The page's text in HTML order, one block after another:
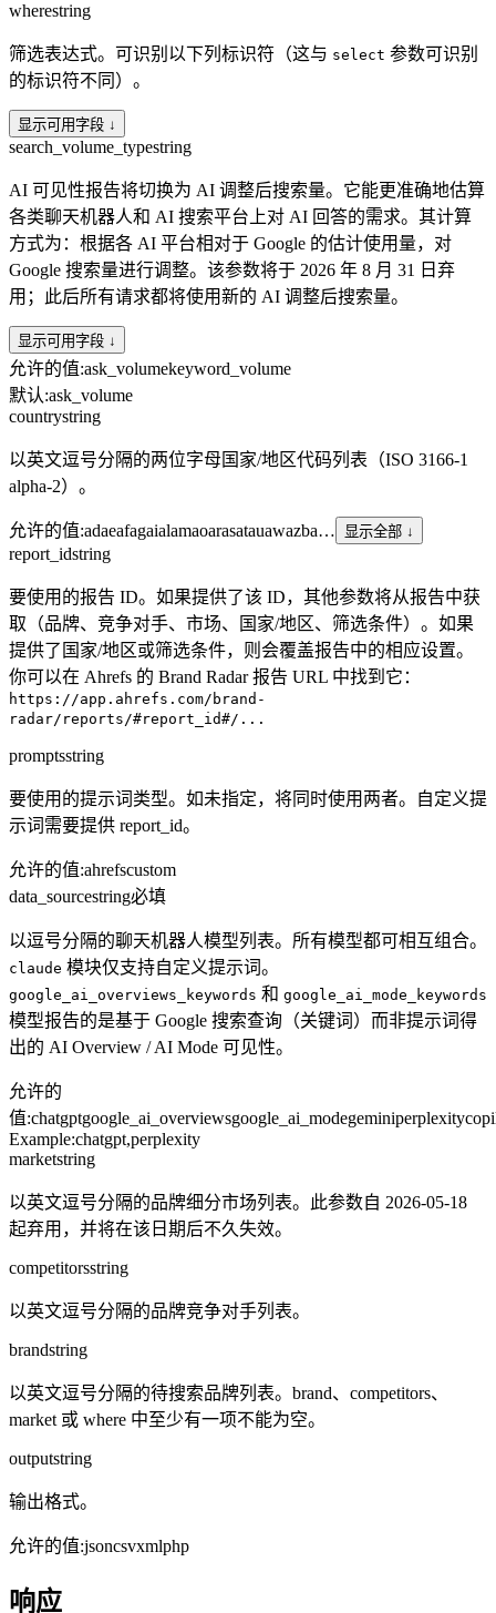
wherestring
筛选表达式。可识别以下列标识符（这与 select 参数可识别
的标识符不同）。
显示可用字段 ↓
search_volume_typestring
AI 可见性报告将切换为 AI 调整后搜索量。它能更准确地估算
各类聊天机器人和 AI 搜索平台上对 AI 回答的需求。其计算
方式为：根据各 AI 平台相对于 Google 的估计使用量，对
Google 搜索量进行调整。该参数将于 2026 年 8 月 31 日弃
用；此后所有请求都将使用新的 AI 调整后搜索量。
显示可用字段 ↓
允许的值:ask_volumekeyword_volume
默认:ask_volume
countrystring
以英文逗号分隔的两位字母国家/地区代码列表（ISO 3166-1
alpha-2）。
允许的值:adaeafagaialamaoarasatauawazba… 显示全部 ↓
report_idstring
要使用的报告 ID。如果提供了该 ID，其他参数将从报告中获
取（品牌、竞争对手、市场、国家/地区、筛选条件）。如果
提供了国家/地区或筛选条件，则会覆盖报告中的相应设置。
你可以在 Ahrefs 的 Brand Radar 报告 URL 中找到它：
https://app.ahrefs.com/brand-
radar/reports/#report_id#/...
promptsstring
要使用的提示词类型。如未指定，将同时使用两者。自定义提
示词需要提供 report_id。
允许的值:ahrefscustom
data_sourcestring必填
以逗号分隔的聊天机器人模型列表。所有模型都可相互组合。
claude 模块仅支持自定义提示词。
google_ai_overviews_keywords 和 google_ai_mode_keywords
模型报告的是基于 Google 搜索查询（关键词）而非提示词得
出的 AI Overview / AI Mode 可见性。
允许的
值:chatgptgoogle_ai_overviewsgoogle_ai_modegeminiperplexity
Example:chatgpt,perplexity
marketstring
以英文逗号分隔的品牌细分市场列表。此参数自 2026-05-18
起弃用，并将在该日期后不久失效。
competitorsstring
以英文逗号分隔的品牌竞争对手列表。
brandstring
以英文逗号分隔的待搜索品牌列表。brand、competitors、
market 或 where 中至少有一项不能为空。
outputstring
输出格式。
允许的值:jsoncsvxmlphp
响应